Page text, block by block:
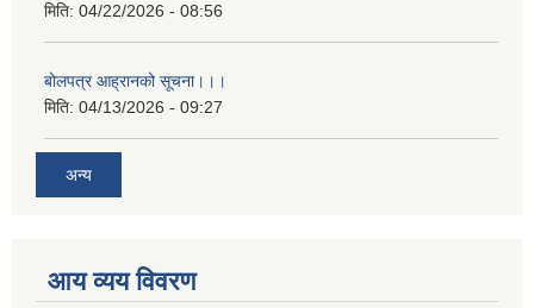
मिति: 04/22/2026 - 08:56
बोलपत्र आह्रानको सूचना।।।
मिति: 04/13/2026 - 09:27
अन्य
आय व्यय विवरण